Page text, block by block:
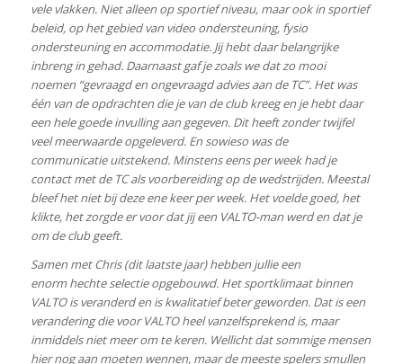
vele vlakken. Niet alleen op sportief niveau, maar ook in sportief
beleid, op het gebied van video ondersteuning, fysio
ondersteuning en accommodatie. Jij hebt daar belangrijke
inbreng in gehad. Daarnaast gaf je zoals we dat zo mooi
noemen “gevraagd en ongevraagd advies aan de TC”. Het was
één van de opdrachten die je van de club kreeg en je hebt daar
een hele goede invulling aan gegeven. Dit heeft zonder twijfel
veel meerwaarde opgeleverd. En sowieso was de
communicatie uitstekend. Minstens eens per week had je
contact met de TC als voorbereiding op de wedstrijden. Meestal
bleef het niet bij deze ene keer per week. Het voelde goed, het
klikte, het zorgde er voor dat jij een VALTO-man werd en dat je
om de club geeft.
Samen met Chris (dit laatste jaar) hebben jullie een
enorm hechte selectie opgebouwd. Het sportklimaat binnen
VALTO is veranderd en is kwalitatief beter geworden. Dat is een
verandering die voor VALTO heel vanzelfsprekend is, maar
inmiddels niet meer om te keren. Wellicht dat sommige mensen
hier nog aan moeten wennen, maar de meeste spelers smullen